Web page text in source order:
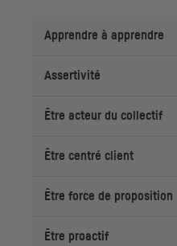
Apprendre à apprendre
Assertivité
Être acteur du collectif
Être centré client
Être force de proposition
Être proactif